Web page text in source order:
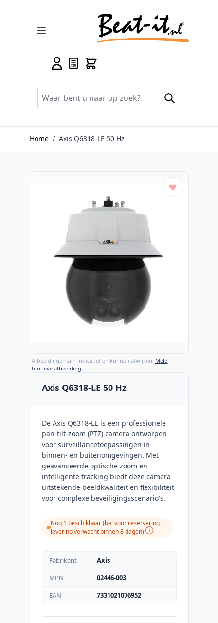
Home / Axis Q6318-LE 50 Hz
Afbeeldingen zijn indicatief en kunnen afwijken. Meld
foutieve afbeelding
Axis Q6318-LE 50 Hz
De Axis Q6318-LE is een professionele
pan-tilt-zoom (PTZ) camera ontworpen
voor surveillancetoepassingen in
binnen- en buitenomgevingen. Met
geavanceerde optische zoom en
intelligente tracking biedt deze camera
uitstekende beeldkwaliteit en flexibiliteit
voor complexe beveiligingsscenario's.
Nog 1 beschikbaar (bel voor reservering ·
levering verwacht binnen 8 dagen)
Fabrikant
Axis
MPN
02446-003
EAN
7331021076952